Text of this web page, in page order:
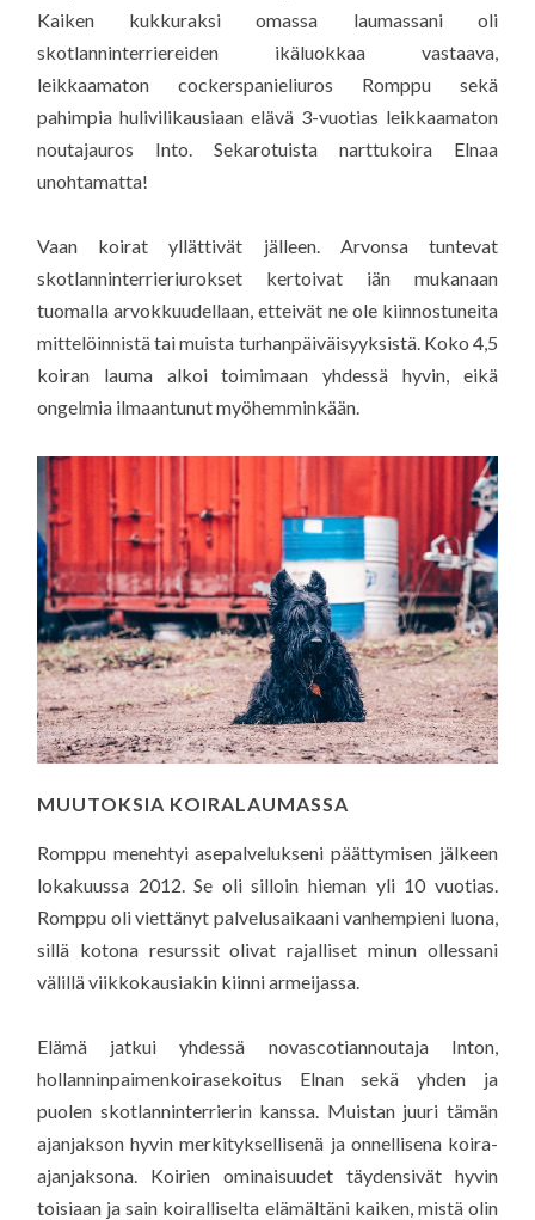
Kaiken kukkuraksi omassa laumassani oli
skotlanninterriereiden ikäluokkaa vastaava,
leikkaamaton cockerspanieliuros Romppu sekä
pahimpia hulivilikausiaan elävä 3-vuotias leikkaamaton
noutajauros Into. Sekarotuista narttukoira Elnaa
unohtamatta!
Vaan koirat yllättivät jälleen. Arvonsa tuntevat
skotlanninterrieriurokset kertoivat iän mukanaan
tuomalla arvokkuudellaan, etteivät ne ole kiinnostuneita
mittelöinnistä tai muista turhanpäiväisyyksistä. Koko 4,5
koiran lauma alkoi toimimaan yhdessä hyvin, eikä
ongelmia ilmaantunut myöhemminkään.
MUUTOKSIA KOIRALAUMASSA
Romppu menehtyi asepalvelukseni päättymisen jälkeen
lokakuussa 2012. Se oli silloin hieman yli 10 vuotias.
Romppu oli viettänyt palvelusaikaani vanhempieni luona,
sillä kotona resurssit olivat rajalliset minun ollessani
välillä viikkokausiakin kiinni armeijassa.
Elämä jatkui yhdessä novascotiannoutaja Inton,
hollanninpaimenkoirasekoitus Elnan sekä yhden ja
puolen skotlanninterrierin kanssa. Muistan juuri tämän
ajanjakson hyvin merkityksellisenä ja onnellisena koira-
ajanjaksona. Koirien ominaisuudet täydensivät hyvin
toisiaan ja sain koiralliselta elämältäni kaiken, mistä olin